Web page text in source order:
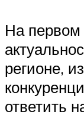
На первом
регионе,
ответить